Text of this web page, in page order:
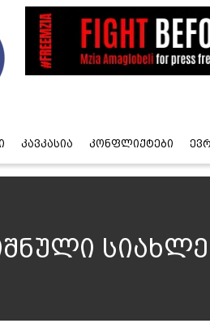
კავკასია კონფლიქტები